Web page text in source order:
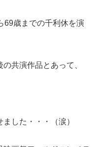
69歳までの千利休を演
共演作品とあって、
した・・・（涙）